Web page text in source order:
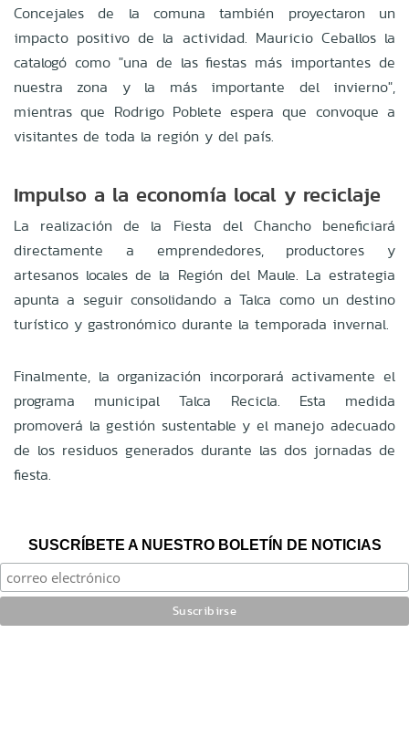
Concejales de la comuna también proyectaron un
impacto positivo de la actividad. Mauricio Ceballos la
catalogó como "una de las fiestas más importantes de
nuestra zona y la más importante del invierno",
mientras que Rodrigo Poblete espera que convoque a
visitantes de toda la región y del país.
Impulso a la economía local y reciclaje
La realización de la Fiesta del Chancho beneficiará
directamente a emprendedores, productores y
artesanos locales de la Región del Maule. La estrategia
apunta a seguir consolidando a Talca como un destino
turístico y gastronómico durante la temporada invernal.
Finalmente, la organización incorporará activamente el
programa municipal Talca Recicla. Esta medida
promoverá la gestión sustentable y el manejo adecuado
de los residuos generados durante las dos jornadas de
fiesta.
SUSCRÍBETE A NUESTRO BOLETÍN DE NOTICIAS